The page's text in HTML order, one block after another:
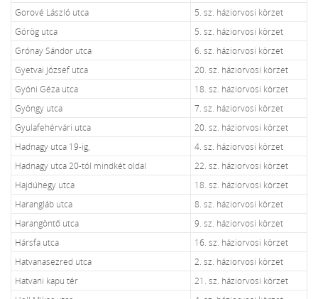
Gorové László utca
5. sz. háziorvosi körzet
Görög utca
5. sz. háziorvosi körzet
Grónay Sándor utca
6. sz. háziorvosi körzet
Gyetvai József utca
20. sz. háziorvosi körzet
Gyóni Géza utca
18. sz. háziorvosi körzet
Gyöngy utca
7. sz. háziorvosi körzet
Gyulafehérvári utca
20. sz. háziorvosi körzet
Hadnagy utca 19-ig,
4. sz. háziorvosi körzet
Hadnagy utca 20-tól mindkét oldal
22. sz. háziorvosi körzet
Hajdúhegy utca
18. sz. háziorvosi körzet
Harangláb utca
8. sz. háziorvosi körzet
Harangöntő utca
9. sz. háziorvosi körzet
Hársfa utca
16. sz. háziorvosi körzet
Hatvanasezred utca
2. sz. háziorvosi körzet
Hatvani kapu tér
21. sz. háziorvosi körzet